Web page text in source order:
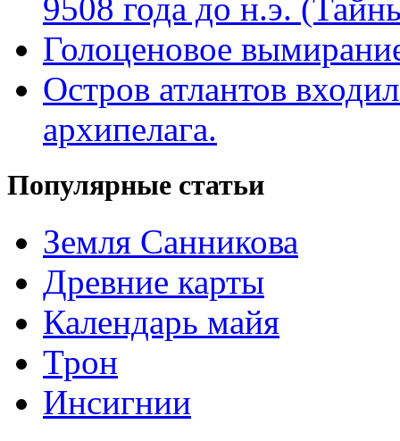
9508 года до н.э.
Голоценовое
Остров атлантов
архипелага.
Популярные статьи
Земля Санникова
Древние карты
Календарь майя
Трон
Инсигнии